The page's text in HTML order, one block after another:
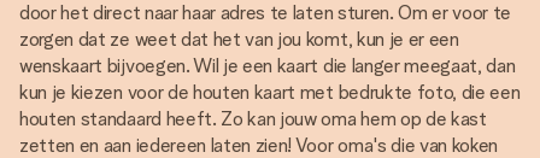
door het direct naar haar adres te laten sturen. Om er voor te
zorgen dat ze weet dat het van jou komt, kun je er een
wenskaart bijvoegen. Wil je een kaart die langer meegaat, dan
kun je kiezen voor de houten kaart met bedrukte foto, die een
houten standaard heeft. Zo kan jouw oma hem op de kast
zetten en aan iedereen laten zien! Voor oma's die van koken